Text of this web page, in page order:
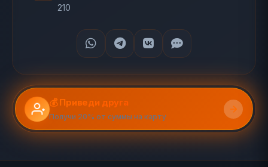
210
💰 Приведи друга
Получи 20% от суммы на карту